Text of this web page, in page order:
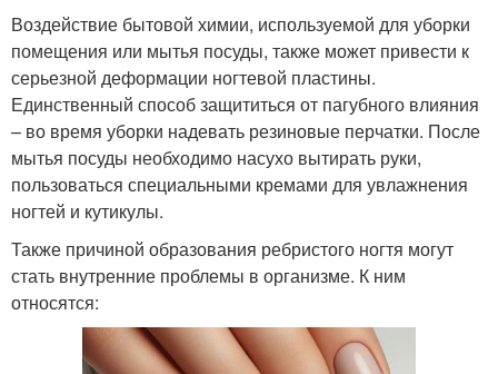
Воздействие бытовой химии, используемой для уборки
помещения или мытья посуды, также может привести к
серьезной деформации ногтевой пластины.
Единственный способ защититься от пагубного влияния
– во время уборки надевать резиновые перчатки. После
мытья посуды необходимо насухо вытирать руки,
пользоваться специальными кремами для увлажнения
ногтей и кутикулы.
Также причиной образования ребристого ногтя могут
стать внутренние проблемы в организме. К ним
относятся: